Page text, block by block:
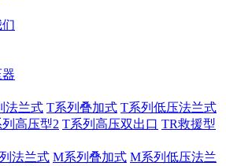
法兰式 T系列叠加式 T系列低压法兰式
高压型2 T系列高压双出口 TR救援型
法兰式 M系列叠加式 M系列低压法兰